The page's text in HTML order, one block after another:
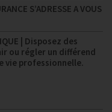
S’ADRESSE A VOUS
| Disposez des
ou régler un différend
vie professionnelle.